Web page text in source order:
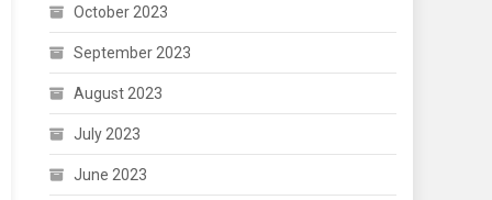
October 2023
September 2023
August 2023
July 2023
June 2023